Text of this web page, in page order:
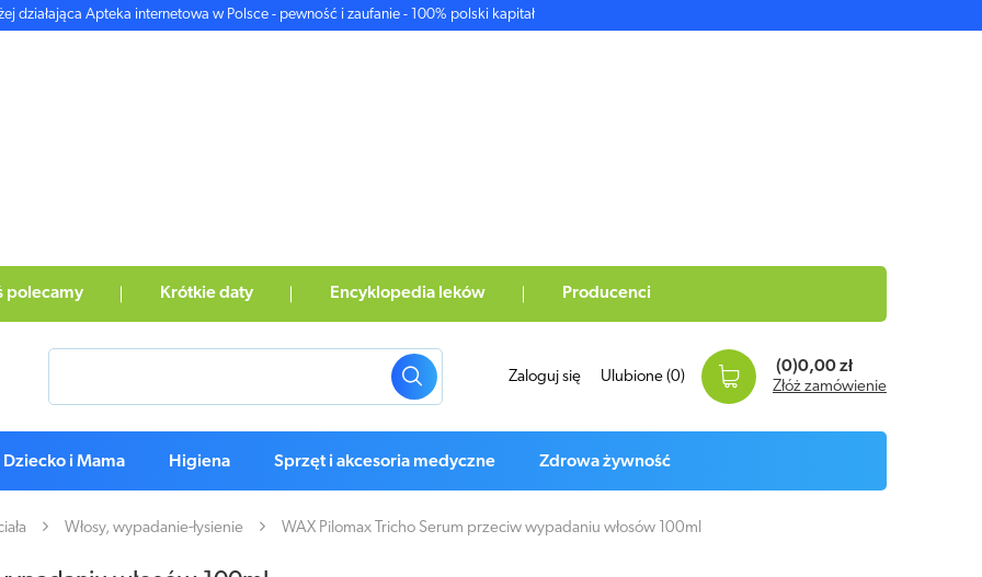
działająca Apteka internetowa w Polsce - pewność i zaufanie - 100% polski kapitał
polecamy Krótkie daty Encyklopedia leków Producenci
Zaloguj się Ulubione (0)
(0)0,00 zł
Złóż zamówienie
Dziecko i Mama Higiena Sprzęt i akcesoria medyczne Zdrowa żywność
Włosy, wypadanie-łysienie WAX Pilomax Tricho Serum przeciw wypadaniu włosów 100ml